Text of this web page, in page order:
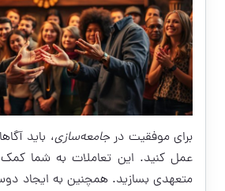
برای موفقیت درجامعه‌سازی، باید
عمل کنید. این تعاملات به شما
متعهدی بسازید. همچنین به ایجاد